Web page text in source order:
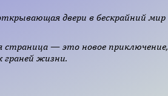
двери в бескрайний мир
страница — это новое приключение,
жизни.